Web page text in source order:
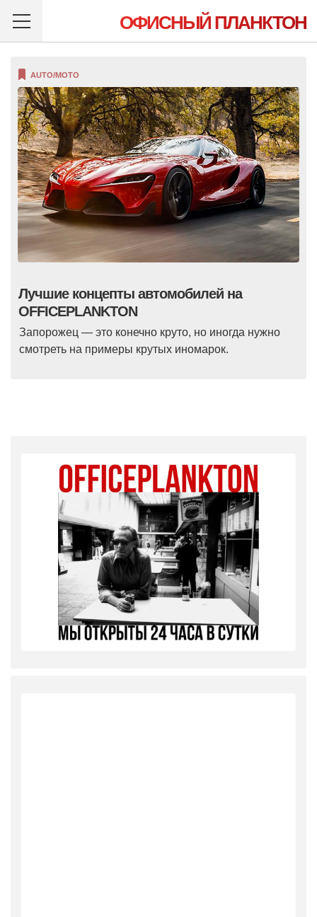
ОФИСНЫЙ ПЛАНКТОН
AUTO/MOTO
Лучшие концепты автомобилей на
OFFICEPLANKTON
Запорожец — это конечно круто, но иногда нужно
смотреть на примеры крутых иномарок.